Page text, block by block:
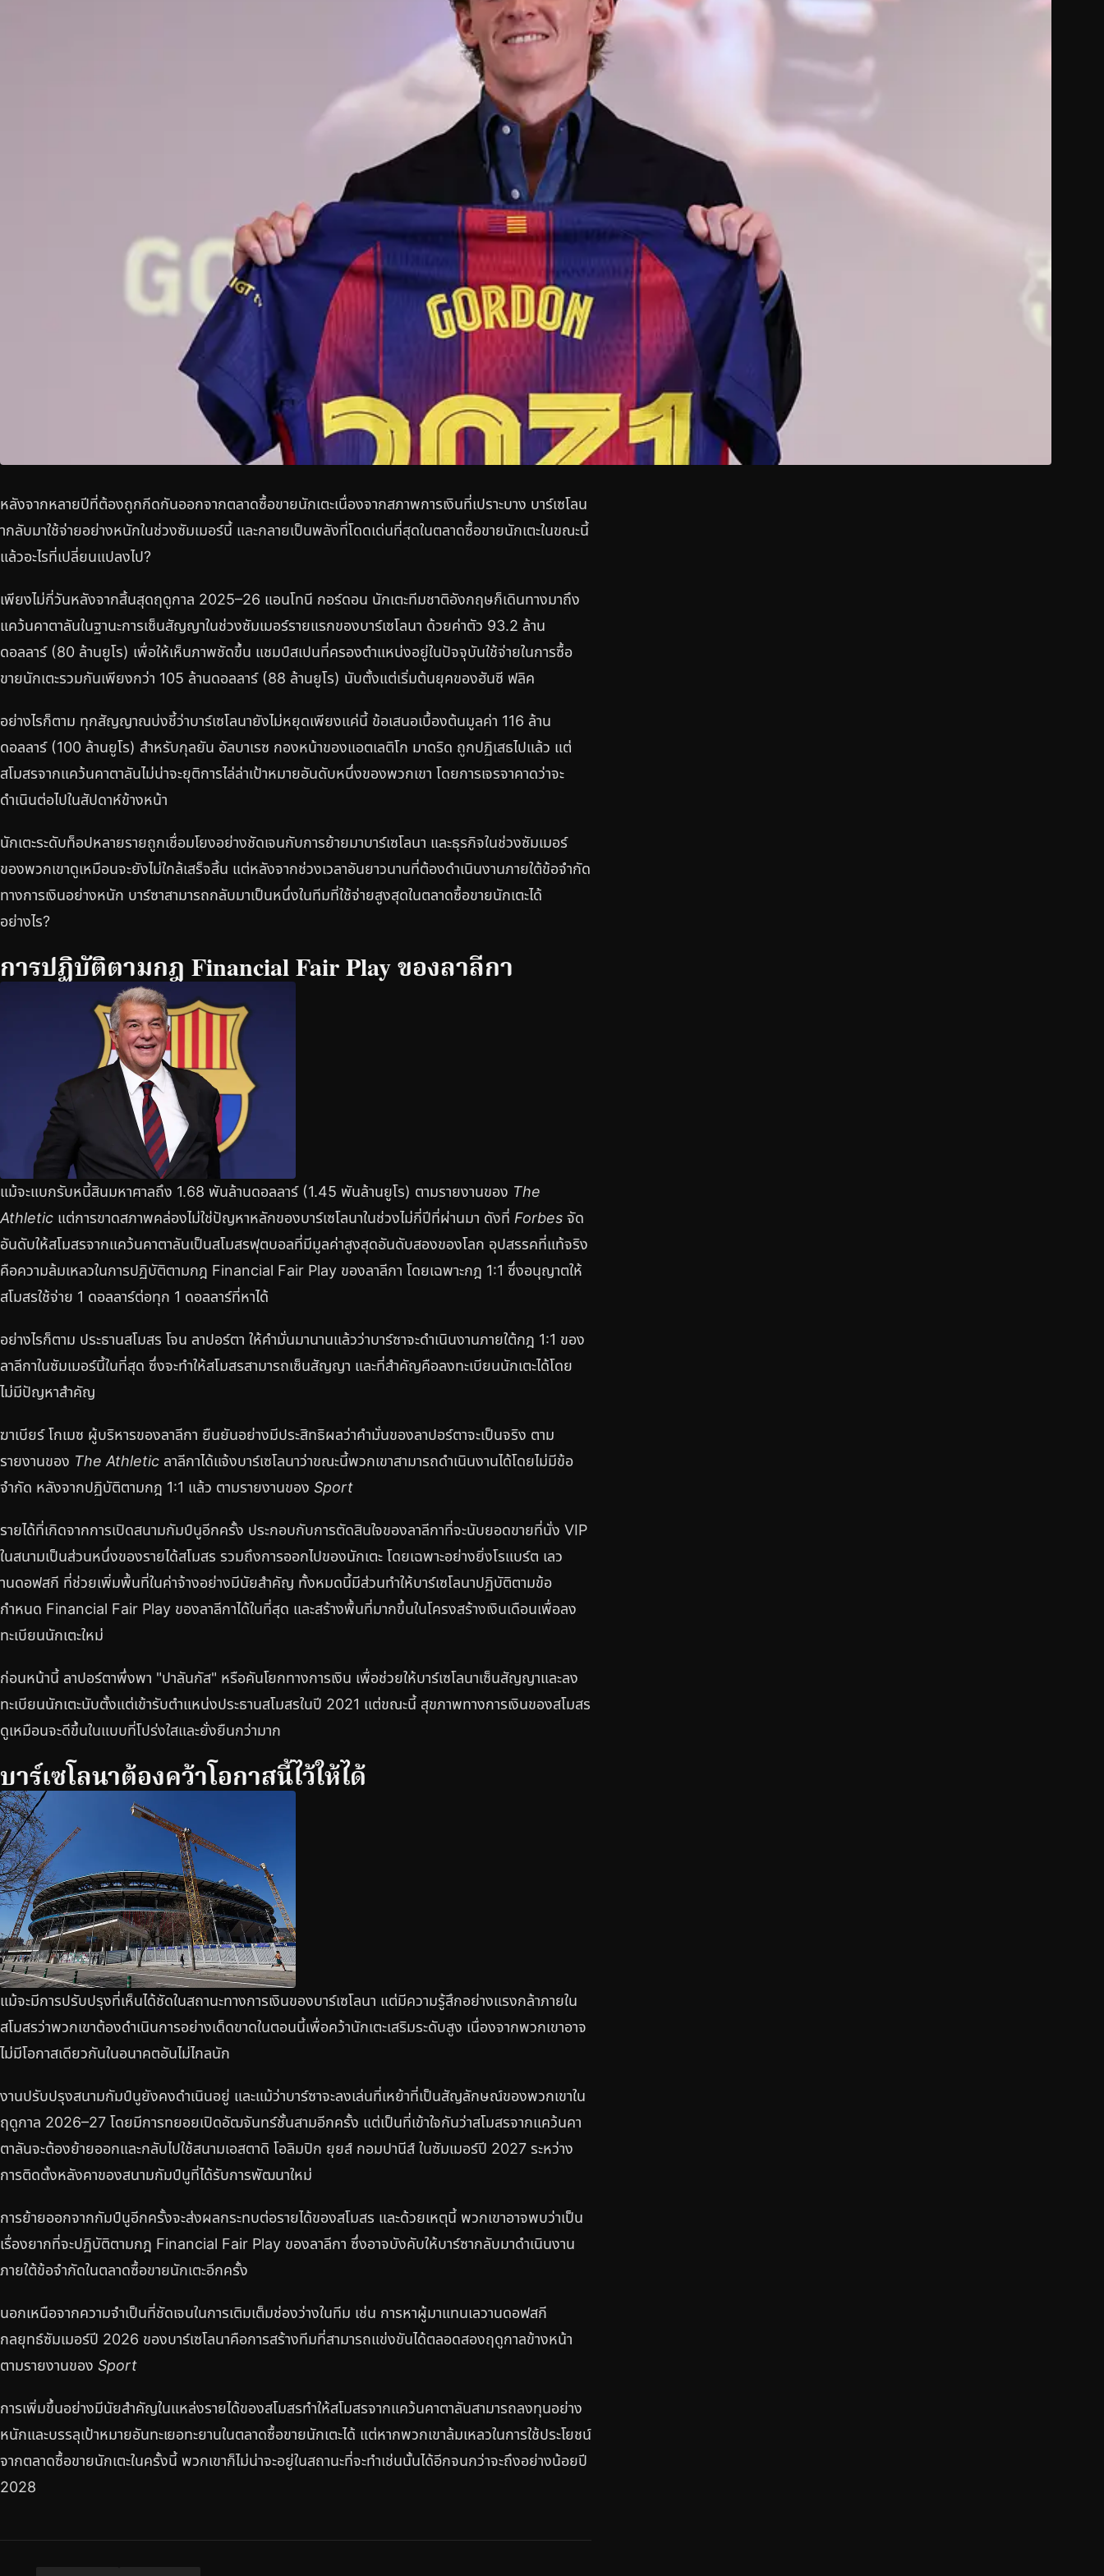
หลังจากหลายปีที่ต้องถูกกีดกันออกจากตลาดซื้อขายนักเตะเนื่องจากสภาพการเงินที่เปราะบาง บาร์เซโลน
ากลับมาใช้จ่ายอย่างหนักในช่วงซัมเมอร์นี้ และกลายเป็นพลังที่โดดเด่นที่สุดในตลาดซื้อขายนักเตะในขณะนี้
แล้วอะไรที่เปลี่ยนแปลงไป?
เพียงไม่กี่วันหลังจากสิ้นสุดฤดูกาล 2025–26 แอนโทนี กอร์ดอน นักเตะทีมชาติอังกฤษก็เดินทางมาถึง
แคว้นคาตาลันในฐานะการเซ็นสัญญาในช่วงซัมเมอร์รายแรกของบาร์เซโลนา ด้วยค่าตัว 93.2 ล้าน
ดอลลาร์ (80 ล้านยูโร) เพื่อให้เห็นภาพชัดขึ้น แชมป์สเปนที่ครองตำแหน่งอยู่ในปัจจุบันใช้จ่ายในการซื้อ
ขายนักเตะรวมกันเพียงกว่า 105 ล้านดอลลาร์ (88 ล้านยูโร) นับตั้งแต่เริ่มต้นยุคของฮันซี ฟลิค
อย่างไรก็ตาม ทุกสัญญาณบ่งชี้ว่าบาร์เซโลนายังไม่หยุดเพียงแค่นี้ ข้อเสนอเบื้องต้นมูลค่า 116 ล้าน
ดอลลาร์ (100 ล้านยูโร) สำหรับกุลยัน อัลบาเรซ กองหน้าของแอตเลติโก มาดริด ถูกปฏิเสธไปแล้ว แต่
สโมสรจากแคว้นคาตาลันไม่น่าจะยุติการไล่ล่าเป้าหมายอันดับหนึ่งของพวกเขา โดยการเจรจาคาดว่าจะ
ดำเนินต่อไปในสัปดาห์ข้างหน้า
นักเตะระดับท็อปหลายรายถูกเชื่อมโยงอย่างชัดเจนกับการย้ายมาบาร์เซโลนา และธุรกิจในช่วงซัมเมอร์
ของพวกเขาดูเหมือนจะยังไม่ใกล้เสร็จสิ้น แต่หลังจากช่วงเวลาอันยาวนานที่ต้องดำเนินงานภายใต้ข้อจำกัด
ทางการเงินอย่างหนัก บาร์ซาสามารถกลับมาเป็นหนึ่งในทีมที่ใช้จ่ายสูงสุดในตลาดซื้อขายนักเตะได้
อย่างไร?
การปฏิบัติตามกฎ Financial Fair Play ของลาลีกา
แม้จะแบกรับหนี้สินมหาศาลถึง 1.68 พันล้านดอลลาร์ (1.45 พันล้านยูโร) ตามรายงานของ The
Athletic แต่การขาดสภาพคล่องไม่ใช่ปัญหาหลักของบาร์เซโลนาในช่วงไม่กี่ปีที่ผ่านมา ดังที่ Forbes จัด
อันดับให้สโมสรจากแคว้นคาตาลันเป็นสโมสรฟุตบอลที่มีมูลค่าสูงสุดอันดับสองของโลก อุปสรรคที่แท้จริง
คือความล้มเหลวในการปฏิบัติตามกฎ Financial Fair Play ของลาลีกา โดยเฉพาะกฎ 1:1 ซึ่งอนุญาตให้
สโมสรใช้จ่าย 1 ดอลลาร์ต่อทุก 1 ดอลลาร์ที่หาได้
อย่างไรก็ตาม ประธานสโมสร โจน ลาปอร์ตา ให้คำมั่นมานานแล้วว่าบาร์ซาจะดำเนินงานภายใต้กฎ 1:1 ของ
ลาลีกาในซัมเมอร์นี้ในที่สุด ซึ่งจะทำให้สโมสรสามารถเซ็นสัญญา และที่สำคัญคือลงทะเบียนนักเตะได้โดย
ไม่มีปัญหาสำคัญ
ฆาเบียร์ โกเมซ ผู้บริหารของลาลีกา ยืนยันอย่างมีประสิทธิผลว่าคำมั่นของลาปอร์ตาจะเป็นจริง ตาม
รายงานของ The Athletic ลาลีกาได้แจ้งบาร์เซโลนาว่าขณะนี้พวกเขาสามารถดำเนินงานได้โดยไม่มีข้อ
จำกัด หลังจากปฏิบัติตามกฎ 1:1 แล้ว ตามรายงานของ Sport
รายได้ที่เกิดจากการเปิดสนามกัมป์นูอีกครั้ง ประกอบกับการตัดสินใจของลาลีกาที่จะนับยอดขายที่นั่ง VIP
ในสนามเป็นส่วนหนึ่งของรายได้สโมสร รวมถึงการออกไปของนักเตะ โดยเฉพาะอย่างยิ่งโรแบร์ต เลว
านดอฟสกี ที่ช่วยเพิ่มพื้นที่ในค่าจ้างอย่างมีนัยสำคัญ ทั้งหมดนี้มีส่วนทำให้บาร์เซโลนาปฏิบัติตามข้อ
กำหนด Financial Fair Play ของลาลีกาได้ในที่สุด และสร้างพื้นที่มากขึ้นในโครงสร้างเงินเดือนเพื่อลง
ทะเบียนนักเตะใหม่
ก่อนหน้านี้ ลาปอร์ตาพึ่งพา "ปาลันกัส" หรือคันโยกทางการเงิน เพื่อช่วยให้บาร์เซโลนาเซ็นสัญญาและลง
ทะเบียนนักเตะนับตั้งแต่เข้ารับตำแหน่งประธานสโมสรในปี 2021 แต่ขณะนี้ สุขภาพทางการเงินของสโมสร
ดูเหมือนจะดีขึ้นในแบบที่โปร่งใสและยั่งยืนกว่ามาก
บาร์เซโลนาต้องคว้าโอกาสนี้ไว้ให้ได้
แม้จะมีการปรับปรุงที่เห็นได้ชัดในสถานะทางการเงินของบาร์เซโลนา แต่มีความรู้สึกอย่างแรงกล้าภายใน
สโมสรว่าพวกเขาต้องดำเนินการอย่างเด็ดขาดในตอนนี้เพื่อคว้านักเตะเสริมระดับสูง เนื่องจากพวกเขาอาจ
ไม่มีโอกาสเดียวกันในอนาคตอันไม่ไกลนัก
งานปรับปรุงสนามกัมป์นูยังคงดำเนินอยู่ และแม้ว่าบาร์ซาจะลงเล่นที่เหย้าที่เป็นสัญลักษณ์ของพวกเขาใน
ฤดูกาล 2026–27 โดยมีการทยอยเปิดอัฒจันทร์ชั้นสามอีกครั้ง แต่เป็นที่เข้าใจกันว่าสโมสรจากแคว้นคา
ตาลันจะต้องย้ายออกและกลับไปใช้สนามเอสตาดิ โอลิมปิก ยุยส์ กอมปานีส์ ในซัมเมอร์ปี 2027 ระหว่าง
การติดตั้งหลังคาของสนามกัมป์นูที่ได้รับการพัฒนาใหม่
การย้ายออกจากกัมป์นูอีกครั้งจะส่งผลกระทบต่อรายได้ของสโมสร และด้วยเหตุนี้ พวกเขาอาจพบว่าเป็น
เรื่องยากที่จะปฏิบัติตามกฎ Financial Fair Play ของลาลีกา ซึ่งอาจบังคับให้บาร์ซากลับมาดำเนินงาน
ภายใต้ข้อจำกัดในตลาดซื้อขายนักเตะอีกครั้ง
นอกเหนือจากความจำเป็นที่ชัดเจนในการเติมเต็มช่องว่างในทีม เช่น การหาผู้มาแทนเลวานดอฟสกี
กลยุทธ์ซัมเมอร์ปี 2026 ของบาร์เซโลนาคือการสร้างทีมที่สามารถแข่งขันได้ตลอดสองฤดูกาลข้างหน้า
ตามรายงานของ Sport
การเพิ่มขึ้นอย่างมีนัยสำคัญในแหล่งรายได้ของสโมสรทำให้สโมสรจากแคว้นคาตาลันสามารถลงทุนอย่าง
หนักและบรรลุเป้าหมายอันทะเยอทะยานในตลาดซื้อขายนักเตะได้ แต่หากพวกเขาล้มเหลวในการใช้ประโยชน์
จากตลาดซื้อขายนักเตะในครั้งนี้ พวกเขาก็ไม่น่าจะอยู่ในสถานะที่จะทำเช่นนั้นได้อีกจนกว่าจะถึงอย่างน้อยปี
2028